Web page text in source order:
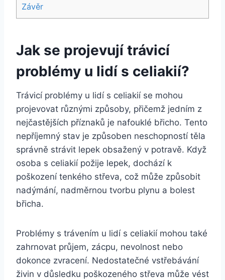
Závěr
Jak se projevují trávicí
problémy u lidí s celiakií?
Trávicí problémy u lidí s celiakií se mohou
projevovat různými způsoby, přičemž jedním z
nejčastějších příznaků je nafouklé břicho. Tento
nepříjemný stav je způsoben neschopností těla
správně strávit lepek obsažený v potravě. Když
osoba s celiakií požije lepek, dochází k
poškození tenkého střeva, což může způsobit
nadýmání, nadměrnou tvorbu plynu a bolest
břicha.
Problémy s trávením u lidí s celiakií mohou také
zahrnovat průjem, zácpu, nevolnost nebo
dokonce zvracení. Nedostatečné vstřebávání
živin v důsledku poškozeného střeva může vést